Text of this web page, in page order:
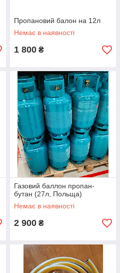
Пропановий балон на 12л
Немає в наявності
1 800 ₴
Газовий баллон пропан-
бутан (27л, Польща)
Немає в наявності
2 900 ₴